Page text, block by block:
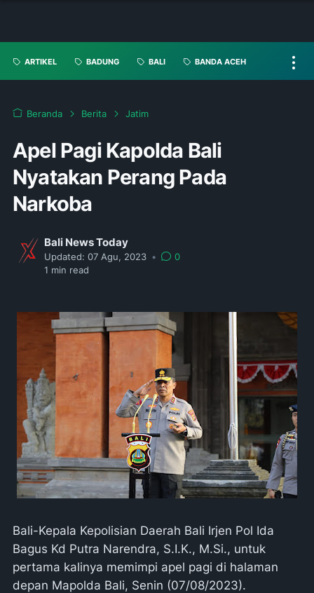
ARTIKEL BADUNG BALI BANDA ACEH
Beranda Berita Jatim
Apel Pagi Kapolda Bali
Nyatakan Perang Pada
Narkoba
Bali News Today
Updated: 07 Agu, 2023 •
0
1 min read
Bali-Kepala Kepolisian Daerah Bali Irjen Pol Ida
Bagus Kd Putra Narendra, S.I.K., M.Si., untuk
pertama kalinya memimpi apel pagi di halaman
depan Mapolda Bali, Senin (07/08/2023).